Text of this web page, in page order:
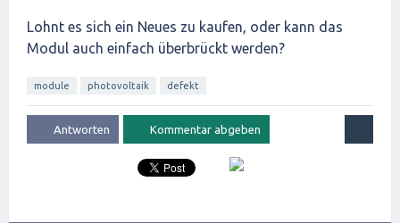
Lohnt es sich ein Neues zu kaufen, oder kann das
Modul auch einfach überbrückt werden?
module photovoltaik defekt